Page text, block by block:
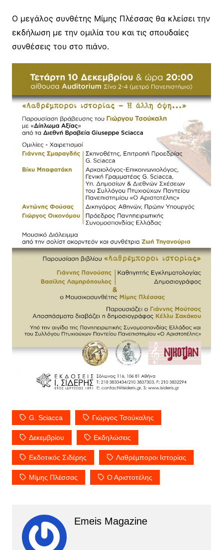
Ο μεγάλος συνθέτης Μίμης Πλέσσας θα κλείσει την
εκδήλωση με την ομιλία του και τις σπουδαίες
συνθέσεις του στο πιάνο.
G. Sciacca Γιώργος Τσούκαλης
Δεκεμβρίου Εκδηλώσεις
Εκδοτικός Σιδέρης Λαθρέμποροι Ιστορίας
Μίμης Πλέσσας Ο Αριστοτέλης
Emeis Magazine